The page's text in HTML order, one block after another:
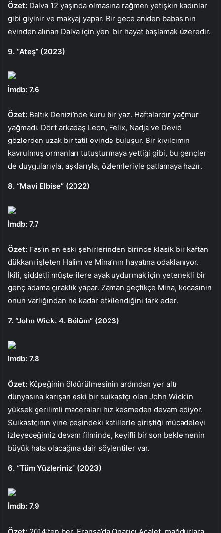
Özet: Dalva 12 yaşında olmasına rağmen yetişkin kadınlar
gibi giyinir ve makyaj yapar. Bir gece aniden babasının
evinden alınan Dalva için yeni bir hayat başlamak üzeredir.
9. “Ateş” (2023)
İmdb: 7.6
Özet: Baltık Denizi’nde kuru bir yaz. Haftalardır yağmur
yağmadı. Dört arkadaş Leon, Felix, Nadja ve Devid
gözlerden uzak bir tatil evinde buluşur. Bir kıvılcımın
kavrulmuş ormanları tutuşturmaya yettiği gibi, bu gençler
de duygularıyla, aşklarıyla, özlemleriyle patlamaya hazır.
8. “Mavi Elbise” (2022)
İmdb: 7.7
Özet: Fas’ın en eski şehirlerinden birinde klasik bir kaftan
dükkanı işleten Halim ve Mina’nın hayatına odaklanıyor.
İkili, şiddetli müşterilere ayak uydurmak için yetenekli bir
genç adama çıraklık yapar. Zaman geçtikçe Mina, kocasının
onun varlığından ne kadar etkilendiğini fark eder.
7. “John Wick: 4. Bölüm” (2023)
İmdb: 7.8
Özet: Köpeğinin öldürülmesinin ardından yer altı
dünyasına karışan eski bir suikastçı olan John Wick’in
yüksek gerilimli maceraları hız kesmeden devam ediyor.
Suikastçının yine peşindeki katillerle giriştiği mücadeleyi
izleyeceğimiz devam filminde, keyifli bir son beklemenin
büyük hata olacağına dair söylentiler var.
6. “Tüm Yüzleriniz” (2023)
İmdb: 7.9
Özet: 2014’ten beri Fransa’da Onarıcı Adalet, mağdurlara